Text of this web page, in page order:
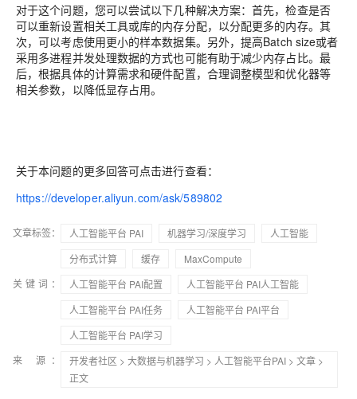
对于这个问题，您可以尝试以下几种解决方案：首先，检查是否
可以重新设置相关工具或库的内存分配，以分配更多的内存。其
次，可以考虑使用更小的样本数据集。另外，提高Batch size或者
采用多进程并发处理数据的方式也可能有助于减少内存占比。最
后，根据具体的计算需求和硬件配置，合理调整模型和优化器等
相关参数，以降低显存占用。
关于本问题的更多回答可点击进行查看：
https://developer.aliyun.com/ask/589802
文章标签： 人工智能平台 PAI 机器学习/深度学习
人工智能
分布式计算
缓存
MaxCompute
关键词：
人工智能平台 PAI配置
人工智能平台 PAI人工智能
人工智能平台 PAI任务
人工智能平台 PAI平台
人工智能平台 PAI学习
来 源：
开发者社区 > 大数据与机器学习 > 人工智能平台PAI > 文章 >
正文